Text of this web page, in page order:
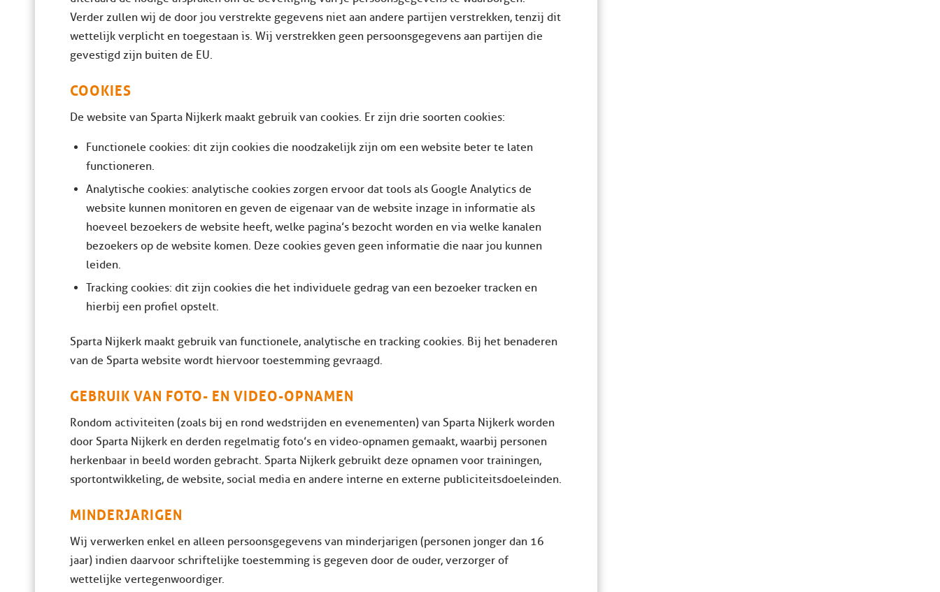
Verder zullen wij de door jou verstrekte gegevens niet aan andere partijen verstrekken, tenzij dit
wettelijk verplicht en toegestaan is. Wij verstrekken geen persoonsgegevens aan partijen die
gevestigd zijn buiten de EU.
COOKIES
De website van Sparta Nijkerk maakt gebruik van cookies. Er zijn drie soorten cookies:
Functionele cookies: dit zijn cookies die noodzakelijk zijn om een website beter te laten
functioneren.
Analytische cookies: analytische cookies zorgen ervoor dat tools als Google Analytics de
website kunnen monitoren en geven de eigenaar van de website inzage in informatie als
hoeveel bezoekers de website heeft, welke pagina’s bezocht worden en via welke kanalen
bezoekers op de website komen. Deze cookies geven geen informatie die naar jou kunnen
leiden.
Tracking cookies: dit zijn cookies die het individuele gedrag van een bezoeker tracken en
hierbij een profiel opstelt.
Sparta Nijkerk maakt gebruik van functionele, analytische en tracking cookies. Bij het benaderen
van de Sparta website wordt hiervoor toestemming gevraagd.
GEBRUIK VAN FOTO- EN VIDEO-OPNAMEN
Rondom activiteiten (zoals bij en rond wedstrijden en evenementen) van Sparta Nijkerk worden
door Sparta Nijkerk en derden regelmatig foto’s en video-opnamen gemaakt, waarbij personen
herkenbaar in beeld worden gebracht. Sparta Nijkerk gebruikt deze opnamen voor trainingen,
sportontwikkeling, de website, social media en andere interne en externe publiciteitsdoeleinden.
MINDERJARIGEN
Wij verwerken enkel en alleen persoonsgegevens van minderjarigen (personen jonger dan 16
jaar) indien daarvoor schriftelijke toestemming is gegeven door de ouder, verzorger of
wettelijke vertegenwoordiger.